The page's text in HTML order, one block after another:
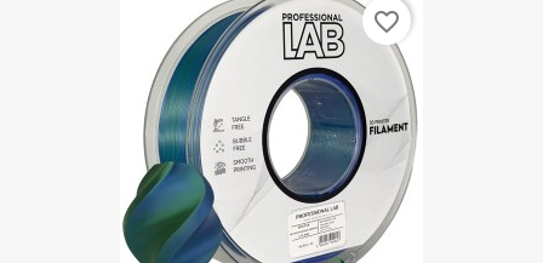
favorite_border